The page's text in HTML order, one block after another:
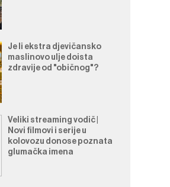
Je li ekstra djevičansko
maslinovo ulje doista
zdravije od "običnog"?
Veliki streaming vodič |
Novi filmovi i serije u
kolovozu donose poznata
glumačka imena